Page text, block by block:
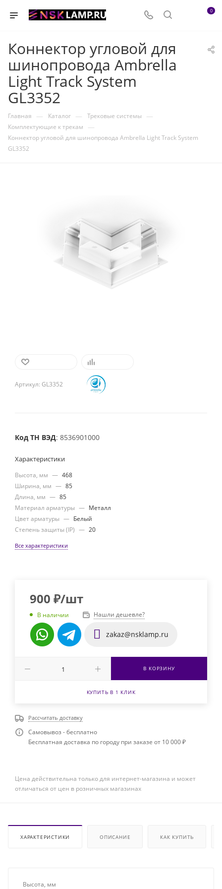
0
Коннектор угловой для
шинопровода Ambrella
Light Track System
GL3352
Главная — Каталог — Трековые системы —
Комплектующие к трекам —
Коннектор угловой для шинопровода Ambrella Light Track System
GL3352
Артикул: GL3352
Код ТН ВЭД: 8536901000
Характеристики
Высота, мм — 468
Ширина, мм — 85
Длина, мм — 85
Материал арматуры — Металл
Цвет арматуры — Белый
Степень защиты (IP) — 20
Все характеристики
900 ₽/шт
В наличии Нашли дешевле?
zakaz@nsklamp.ru
В КОРЗИНУ
КУПИТЬ В 1 КЛИК
Рассчитать доставку
Самовывоз - бесплатно
Бесплатная доставка по городу при заказе от 10 000 ₽
Цена действительна только для интернет-магазина и может
отличаться от цен в розничных магазинах
ХАРАКТЕРИСТИКИ ОПИСАНИЕ КАК КУПИТЬ
Высота, мм